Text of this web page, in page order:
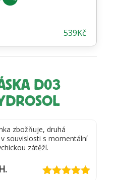
539Kč
D03
zbožňuje, druhá
souvislosti s momentální
zátěží.